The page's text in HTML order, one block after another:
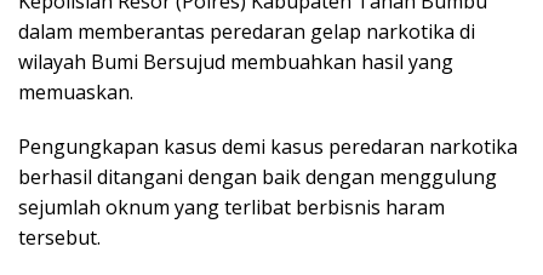
b
o
o
k
er l s
A
p
e
dalam memberantas peredaran gelap narkotika di
wilayah Bumi Bersujud membuahkan hasil yang
memuaskan.
Pengungkapan kasus demi kasus peredaran narkotika
berhasil ditangani dengan baik dengan menggulung
sejumlah oknum yang terlibat berbisnis haram
tersebut.